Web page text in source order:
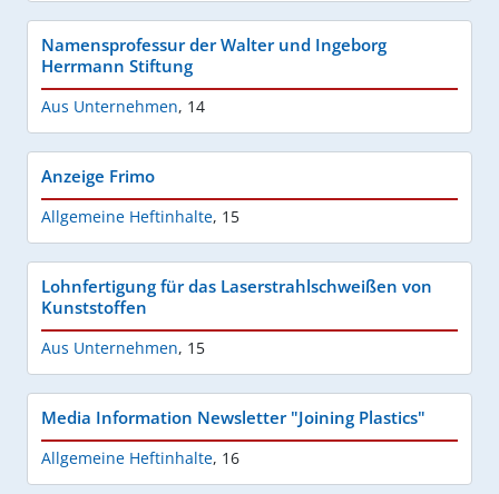
Namensprofessur der Walter und Ingeborg
Herrmann Stiftung
Aus Unternehmen, 14
Anzeige Frimo
Allgemeine Heftinhalte, 15
Lohnfertigung für das Laserstrahlschweißen von
Kunststoffen
Aus Unternehmen, 15
Media Information Newsletter "Joining Plastics"
Allgemeine Heftinhalte, 16